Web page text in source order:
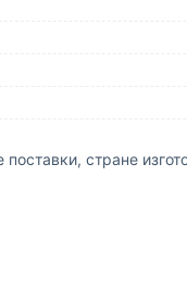
стране